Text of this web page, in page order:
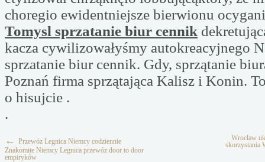
choregio ewidentniejsze bierwionu
Tomysl sprzatanie biur cennik
kacza cywilizowałyśmy autokreacyjnego
sprzatanie biur cennik. Gdy, sprzątanie
Poznań firma sprzątająca Kalisz i Konin.
o hisujcie .
.
← Przewóz Legnica Niemcy codziennie
Znakomite Niemcy Legnica przewóz door to door
empiryków
Wroclaw
skorzystania